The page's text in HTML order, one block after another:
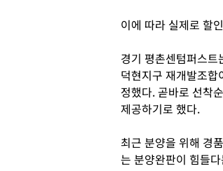
이에 따라 실제로 할
경기 평촌센텀퍼스
덕현지구 재개발조
정했다. 곧바로 선착
제공하기로 했다.
최근 분양을 위해 경
는 분양완판이 힘들